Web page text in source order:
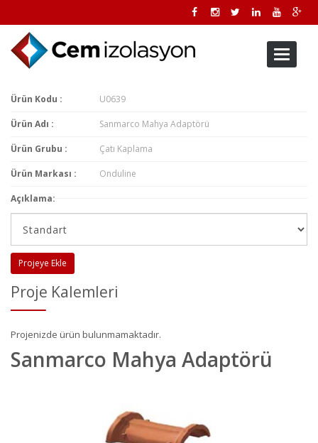
Toggle
Ürün Kodu : U0639
Ürün Adı : Sanmarco Mahya Adaptörü
Ürün Grubu : Çatı Kaplama
Ürün Markası : Onduline
Açıklama:
Projeye Ekle
Proje Kalemleri
Projenizde ürün bulunmamaktadır.
Sanmarco Mahya Adaptörü